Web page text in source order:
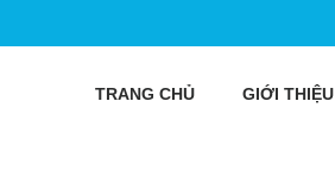
TRANG CHỦ GIỚI THIỆU